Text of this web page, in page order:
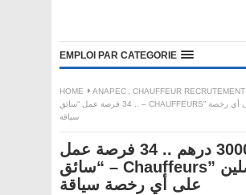
EMPLOI PAR CATEGORIE
HOME ANAPEC , CHAUFFEUR RECRUTEMENT
.. 34 فرصة عمل “سائق – CHAUFFEURS” حاصلين على أي رخصة
سياقة
بـ 3000 درهم .. 34 فرصة عمل
“سائق – Chauffeurs” حاصلين
على أي رخصة سياقة